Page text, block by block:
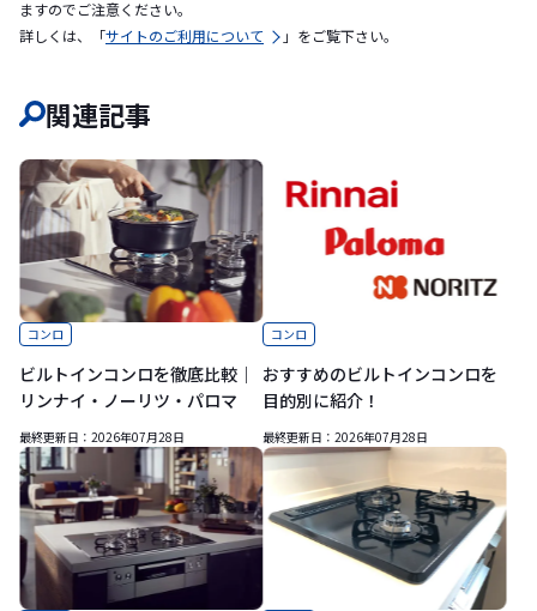
ますのでご注意ください｡
詳しくは、「サイトのご利用について 」をご覧下さい。
関連記事
コンロ
ビルトインコンロを徹底比較｜
リンナイ・ノーリツ・パロマ
最終更新日： 2026年07月28日
コンロ
おすすめのビルトインコンロを
目的別に紹介！
最終更新日： 2026年07月28日